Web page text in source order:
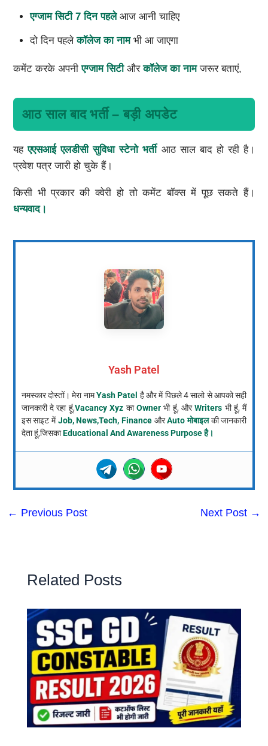
एग्जाम सिटी 7 दिन पहलेआज आनी चाहिए
दो दिन पहलेकॉलेज का नामभी आ जाएगा
कमेंट करके अपनीएग्जाम सिटीऔरकॉलेज का नामजरूर बताएं,
आठ साल बाद भर्ती – बड़ी अपडेट
यहएएसआई एलडीसी सुविधा स्टेनो भर्तीआठ साल बाद हो रही है।
प्रवेश पत्र जारी हो चुके हैं।
किसी भी प्रकार की क्वेरी हो तो कमेंट बॉक्स में पूछ सकते हैं।
धन्यवाद।
Yash Patel
नमस्कार दोस्तों। मेरा नामYash Patel है और में पिछले 4 सालो से आपको सही
जानकारी दे रहा हूं,Vacancy Xyz काOwnerभी हूं, औरWriters भी हूं, मैं
इस साइट मेंJob, News,Tech, Finance औरAuto मोबाइलकी जानकारी
देता हूं,जिसकाEducational And Awareness Purpose है।
← Previous Post Next Post →
Related Posts